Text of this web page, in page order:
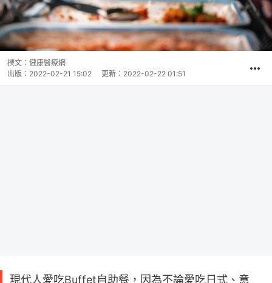
撰文： 健康醫療網
出版： 2022-02-21 15:02 更新： 2022-02-22 01:51
現代人愛吃Buffet自助餐，因為不論愛吃日式、意